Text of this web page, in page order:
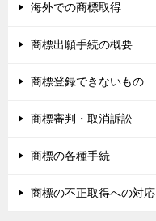
海外での商標取得
商標出願手続の概要
商標登録できないもの
商標審判・取消訴訟
商標の各種手続
商標の不正取得への対応